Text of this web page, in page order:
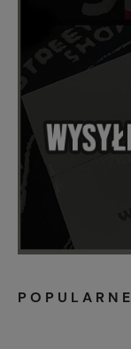
POPULARNE